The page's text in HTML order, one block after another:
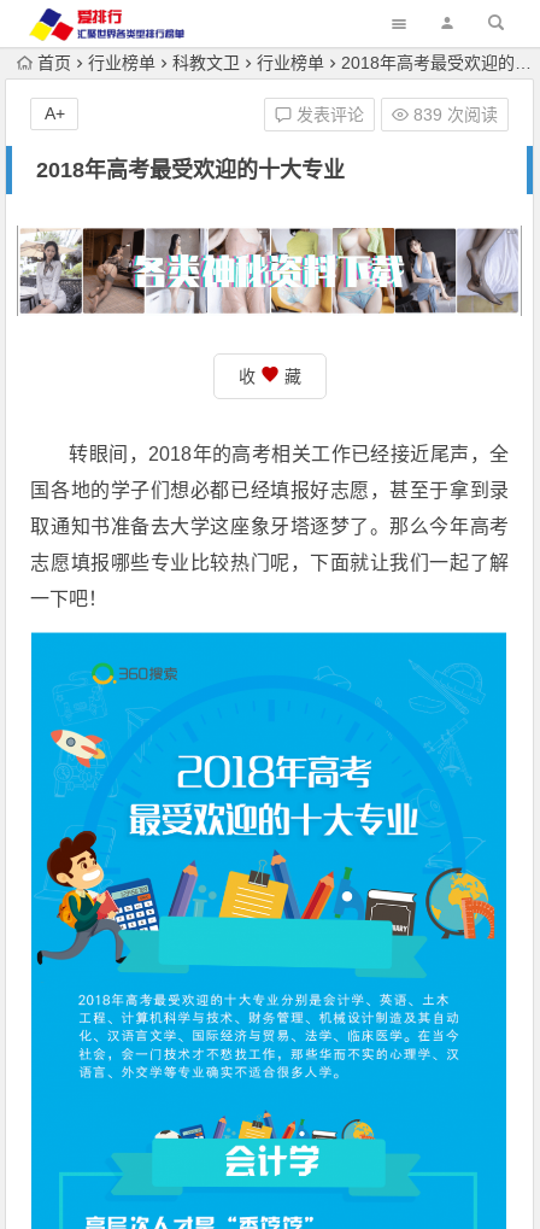
首页 行业榜单 科教文卫 行业榜单 2018年高考最受欢迎的十大专业
2018年高考最受欢迎的十大专业
发表评论 839 次阅读
A+
收 藏
转眼间，2018年的高考相关工作已经接近尾声，全
国各地的学子们想必都已经填报好志愿，甚至于拿到录
取通知书准备去大学这座象牙塔逐梦了。那么今年高考
志愿填报哪些专业比较热门呢，下面就让我们一起了解
一下吧！